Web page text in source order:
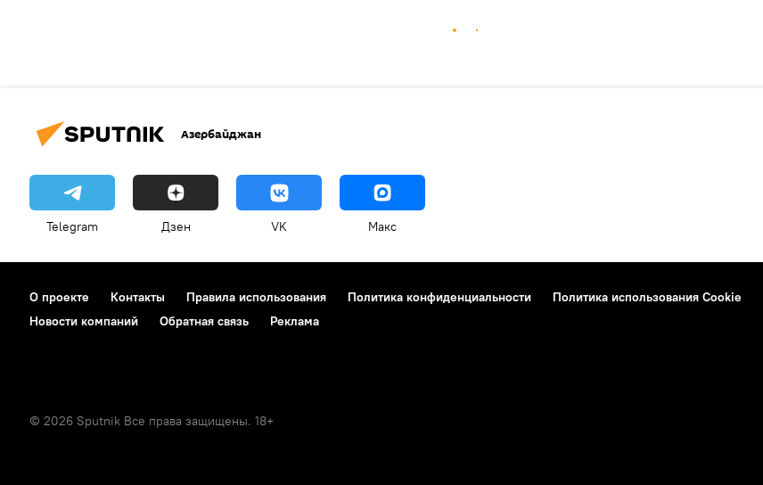
Азербайджан
Telegram Дзен VK Макс
О проекте Контакты Правила использования Политика конфиденциальности Политика использования Cookie
Новости компаний
Обратная связь Реклама
© 2026 Sputnik Все права защищены. 18+